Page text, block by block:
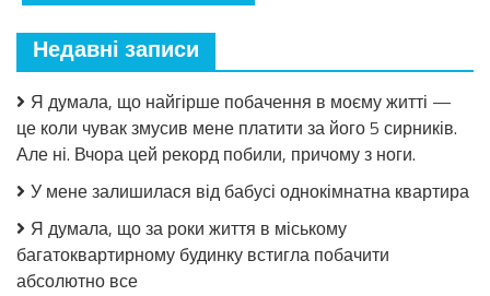
Недавні записи
Я думала, що найгірше побачення в моєму житті —
це коли чувак змусив мене платити за його 5 сирників.
Але ні. Вчора цей рекорд побили, причому з ноги.
У мене залишилася від бабусі однокімнатна квартира
Я думала, що за роки життя в міському
багатоквартирному будинку встигла побачити
абсолютно все